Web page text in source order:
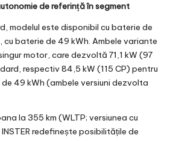
de referință în segment
modelul este disponibil cu baterie de
cu baterie de 49 kWh. Ambele variante
motor, care dezvoltă 71,1 kW (97
respectiv 84,5 kW (115 CP) pentru
49 kWh (ambele versiuni dezvolta
la 355 km (WLTP; versiunea cu
redefinește posibilitățile de